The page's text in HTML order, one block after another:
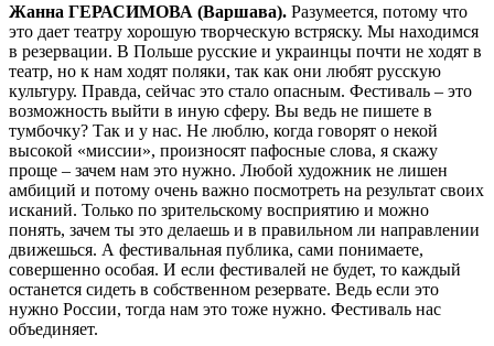
Жанна ГЕРАСИМОВА (Варшава). Разумеется, потому что
это дает театру хорошую творческую встряску. Мы находимся
в резервации. В Польше русские и украинцы почти не ходят в
театр, но к нам ходят поляки, так как они любят русскую
культуру. Правда, сейчас это стало опасным. Фестиваль – это
возможность выйти в иную сферу. Вы ведь не пишете в
тумбочку? Так и у нас. Не люблю, когда говорят о некой
высокой «миссии», произносят пафосные слова, я скажу
проще – зачем нам это нужно. Любой художник не лишен
амбиций и потому очень важно посмотреть на результат своих
исканий. Только по зрительскому восприятию и можно
понять, зачем ты это делаешь и в правильном ли направлении
движешься. А фестивальная публика, сами понимаете,
совершенно особая. И если фестивалей не будет, то каждый
останется сидеть в собственном резервате. Ведь если это
нужно России, тогда нам это тоже нужно. Фестиваль нас
объединяет.